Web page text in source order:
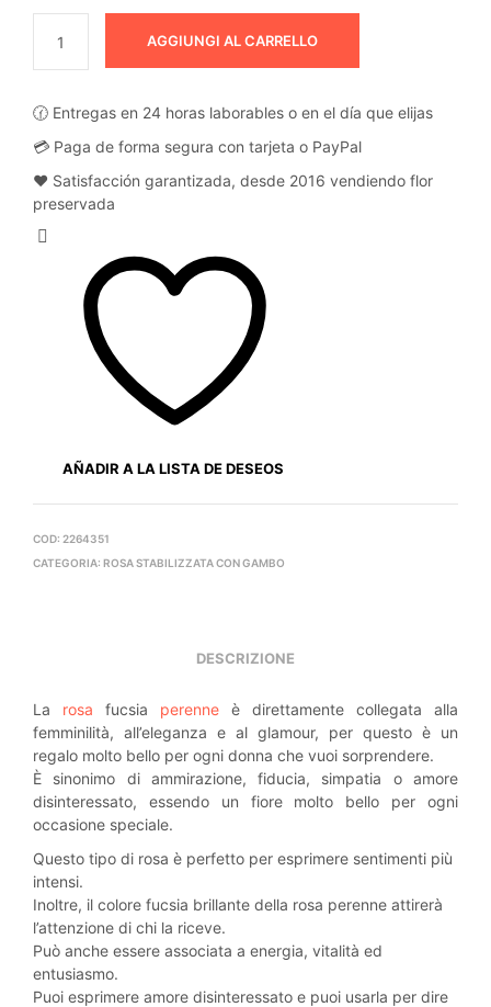
AGGIUNGI AL CARRELLO
🕜 Entregas en 24 horas laborables o en el día que elijas
💳 Paga de forma segura con tarjeta o PayPal
❤️ Satisfacción garantizada, desde 2016 vendiendo flor
preservada
AÑADIR A LA LISTA DE DESEOS
COD: 2264351
CATEGORIA: ROSA STABILIZZATA CON GAMBO
DESCRIZIONE
La rosa fucsia perenne è direttamente collegata alla
femminilità, all’eleganza e al glamour, per questo è un
regalo molto bello per ogni donna che vuoi sorprendere.
È sinonimo di ammirazione, fiducia, simpatia o amore
disinteressato, essendo un fiore molto bello per ogni
occasione speciale.
Questo tipo di rosa è perfetto per esprimere sentimenti più
intensi.
Inoltre, il colore fucsia brillante della rosa perenne attirerà
l’attenzione di chi la riceve.
Può anche essere associata a energia, vitalità ed
entusiasmo.
Puoi esprimere amore disinteressato e puoi usarla per dire